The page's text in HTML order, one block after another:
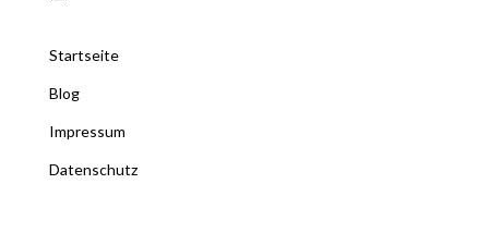
Startseite
Blog
Impressum
Datenschutz